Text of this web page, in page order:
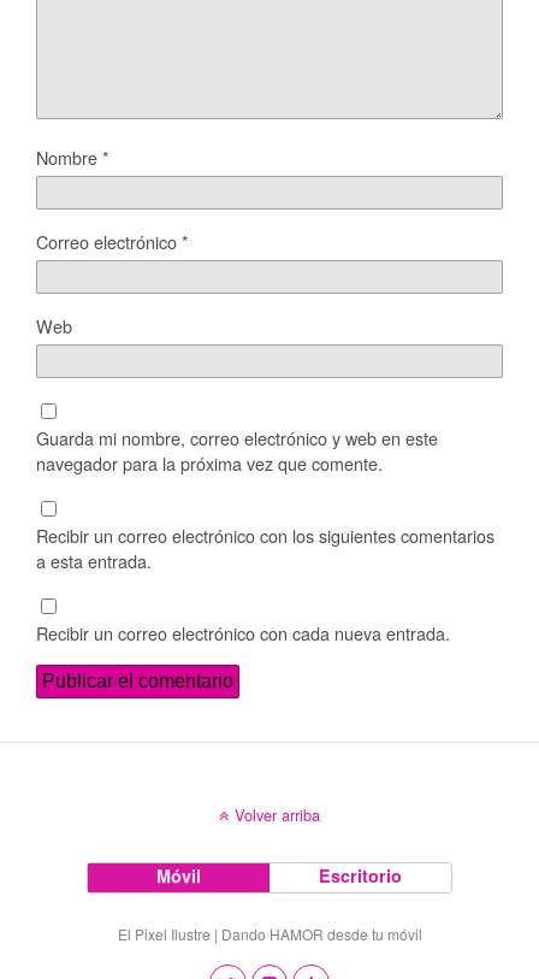
Nombre*
Correo electrónico*
Web
Guarda mi nombre, correo electrónico y web en este
navegador para la próxima vez que comente.
Recibir un correo electrónico con los siguientes comentarios
a esta entrada.
Recibir un correo electrónico con cada nueva entrada.
Volver arriba
Móvil Escritorio
El Pixel Ilustre | Dando HAMOR desde tu móvil